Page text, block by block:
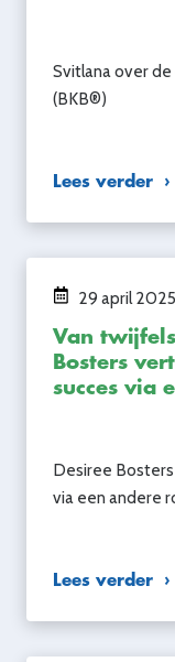
Svitlana over
(BKB®)
Lees verder
29 april 2025
Van
Bosters
succes via
Desiree
via een andere
Lees verder